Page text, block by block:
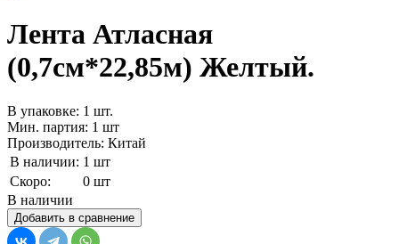
Лента Атласная
(0,7см*22,85м) Желтый.
В упаковке: 1 шт.
Мин. партия: 1 шт
Производитель: Китай
В наличии: 1 шт
Скоро:
0 шт
В наличии
Добавить в сравнение